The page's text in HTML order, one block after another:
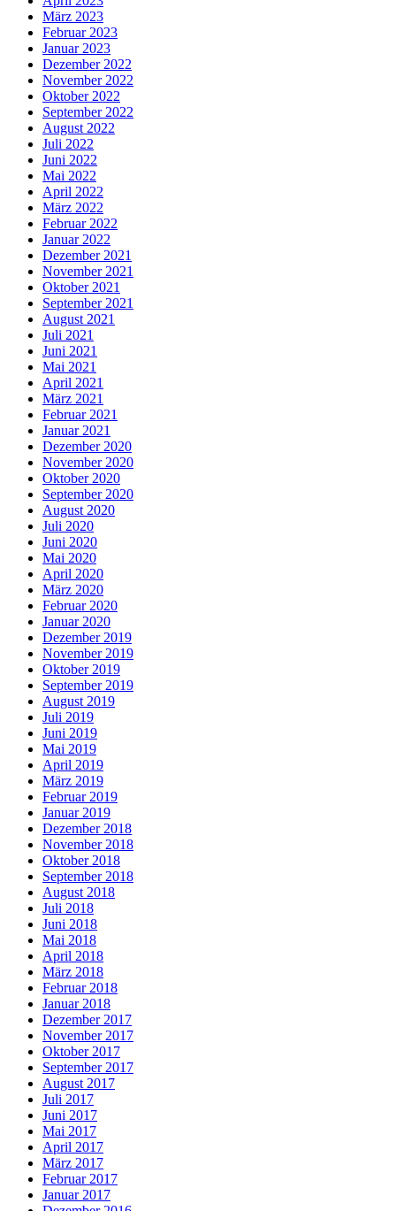
März 2023
Februar 2023
Januar 2023
Dezember 2022
November 2022
Oktober 2022
September 2022
August 2022
Juli 2022
Juni 2022
Mai 2022
April 2022
März 2022
Februar 2022
Januar 2022
Dezember 2021
November 2021
Oktober 2021
September 2021
August 2021
Juli 2021
Juni 2021
Mai 2021
April 2021
März 2021
Februar 2021
Januar 2021
Dezember 2020
November 2020
Oktober 2020
September 2020
August 2020
Juli 2020
Juni 2020
Mai 2020
April 2020
März 2020
Februar 2020
Januar 2020
Dezember 2019
November 2019
Oktober 2019
September 2019
August 2019
Juli 2019
Juni 2019
Mai 2019
April 2019
März 2019
Februar 2019
Januar 2019
Dezember 2018
November 2018
Oktober 2018
September 2018
August 2018
Juli 2018
Juni 2018
Mai 2018
April 2018
März 2018
Februar 2018
Januar 2018
Dezember 2017
November 2017
Oktober 2017
September 2017
August 2017
Juli 2017
Juni 2017
Mai 2017
April 2017
März 2017
Februar 2017
Januar 2017